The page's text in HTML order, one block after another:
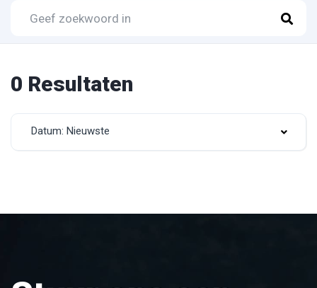
0 Resultaten
Datum: Nieuwste